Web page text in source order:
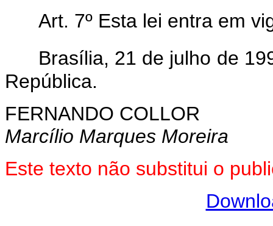
Art. 7º Esta lei entra em
Brasília, 21 de julho de
República.
FERNANDO COLLOR
Marcílio Marques Moreira
Este texto não substitui o